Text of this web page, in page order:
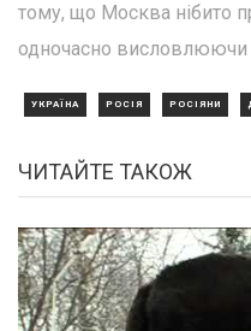
тому, що Москва нібито
одночасно висловлюючи
УКРАЇНА РОСІЯ РОСІЯНИ
ЧИТАЙТЕ ТАКОЖ